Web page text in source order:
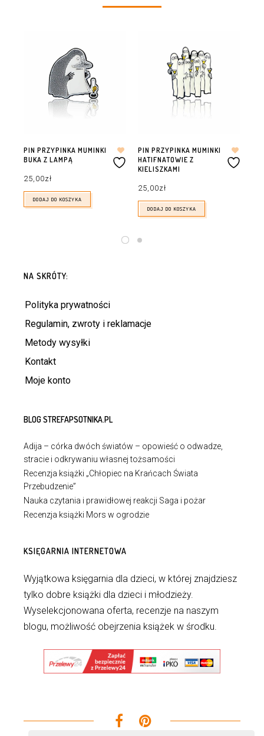
PIN PRZYPINKA MUMINKI
BUKA Z LAMPĄ
25,00zł
DODAJ DO KOSZYKA
PIN PRZYPINKA MUMINKI
HATIFNATOWIE Z
KIELISZKAMI
25,00zł
DODAJ DO KOSZYKA
NA SKRÓTY:
Polityka prywatności
Regulamin, zwroty i reklamacje
Metody wysyłki
Kontakt
Moje konto
BLOG STREFAPSOTNIKA.PL
Adija – córka dwóch światów – opowieść o odwadze,
stracie i odkrywaniu własnej tożsamości
Recenzja książki „Chłopiec na Krańcach Świata
Przebudzenie”
Nauka czytania i prawidłowej reakcji Saga i pożar
Recenzja książki Mors w ogrodzie
KSIĘGARNIA INTERNETOWA
Wyjątkowa księgarnia dla dzieci, w której znajdziesz
tylko dobre książki dla dzieci i młodzieży.
Wyselekcjonowana oferta, recenzje na naszym
blogu, możliwość obejrzenia książek w środku.